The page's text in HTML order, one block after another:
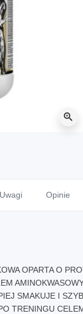
zoom_in
Uwagi Opinie
OPARTA O
SMAKUJE I
TRENINGU